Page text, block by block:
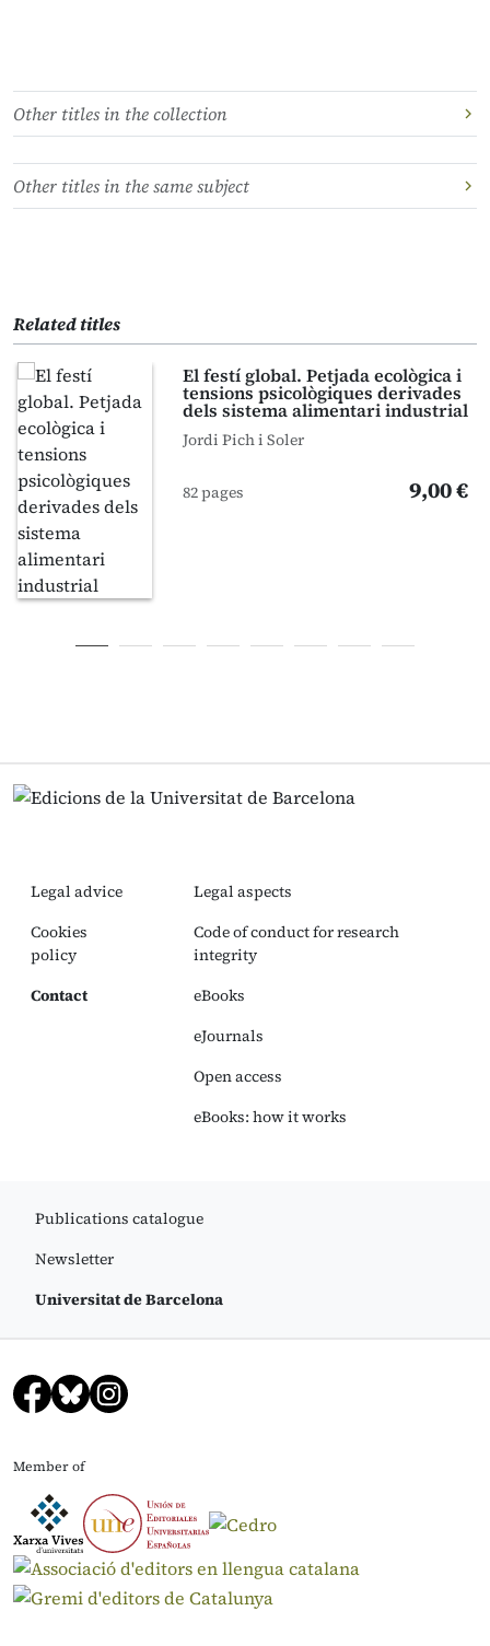
Other titles in the collection
Other titles in the same subject
Related titles
El festí global. Petjada ecològica i
tensions psicològiques derivades
dels sistema alimentari industrial
Jordi Pich i Soler
82 pages 9,00 €
Legal advice
Cookies
policy
Contact
Legal aspects
Code of conduct for research
integrity
eBooks
eJournals
Open access
eBooks: how it works
Publications catalogue
Newsletter
Universitat de Barcelona
Member of